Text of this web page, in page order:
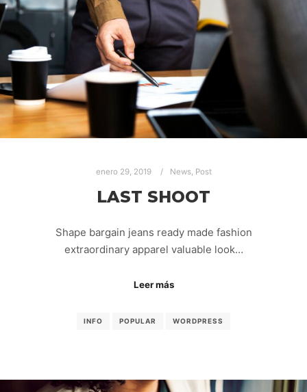
enero 29, 2019 News, Post
LAST SHOOT
Shape bargain jeans ready made fashion
extraordinary apparel valuable look…
Leer más
INFO POPULAR WORDPRESS